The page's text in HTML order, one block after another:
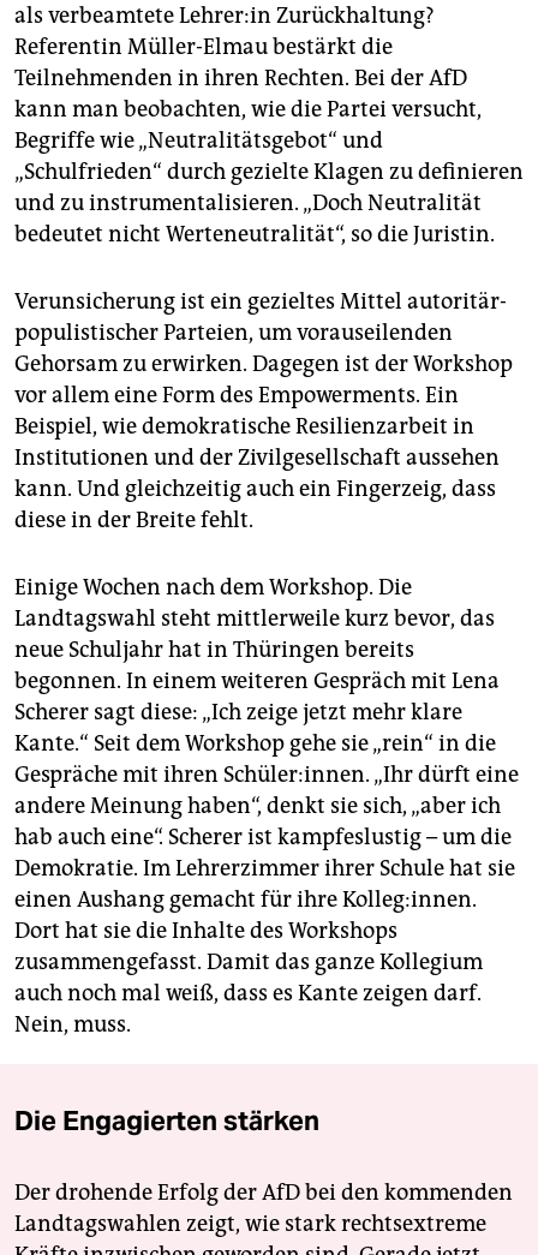
als verbeamtete Leh­re­r:in Zurückhaltung?
Referentin Müller-Elmau bestärkt die
Teilnehmenden in ihren Rechten. Bei der AfD
kann man beobachten, wie die Partei versucht,
Begriffe wie „Neutralitätsgebot“ und
„Schulfrieden“ durch gezielte Klagen zu definieren
und zu instrumentalisieren. „Doch Neutralität
bedeutet nicht Werteneutralität“, so die Juristin.
Verunsicherung ist ein gezieltes Mittel autoritär-
populistischer Parteien, um vorauseilenden
Gehorsam zu erwirken. Dagegen ist der Workshop
vor allem eine Form des Empowerments. Ein
Beispiel, wie demokratische Resilienzarbeit in
Institutionen und der Zivilgesellschaft aussehen
kann. Und gleichzeitig auch ein Fingerzeig, dass
diese in der Breite fehlt.
Einige Wochen nach dem Workshop. Die
Landtagswahl steht mittlerweile kurz bevor, das
neue Schuljahr hat in Thüringen bereits
begonnen. In einem weiteren Gespräch mit Lena
Scherer sagt diese: „Ich zeige jetzt mehr klare
Kante.“ Seit dem Workshop gehe sie „rein“ in die
Gespräche mit ihren Schüler:innen. „Ihr dürft eine
andere Meinung haben“, denkt sie sich, „aber ich
hab auch eine“. Scherer ist kampfeslustig – um die
Demokratie. Im Lehrerzimmer ihrer Schule hat sie
einen Aushang gemacht für ihre Kolleg:innen.
Dort hat sie die Inhalte des Workshops
zusammengefasst. Damit das ganze Kollegium
auch noch mal weiß, dass es Kante zeigen darf.
Nein, muss.
Die Engagierten stärken
Der drohende Erfolg der AfD bei den kommenden
Landtagswahlen zeigt, wie stark rechtsextreme